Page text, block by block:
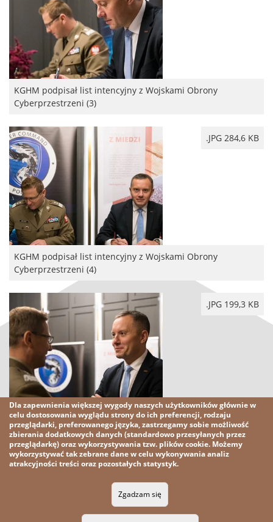
KGHM podpisał list intencyjny z Wojskami Obrony
Cyberprzestrzeni (3)
.JPG 284,6 KB
KGHM podpisał list intencyjny z Wojskami Obrony
Cyberprzestrzeni (4)
.JPG 199,3 KB
KGHM podpisał list intencyjny z Wojskami Obrony
Cyberprzestrzeni (5)
Polityka prywatności
Dla zapewnienia większej wygody naszych użytkowników głównie w
celu dostosowania wyglądu strony do ich preferencji, rodzaju
przeglądarki, preferowanego języka, zastrzegamy sobie możliwość
zbierania dodatkowych danych (standardowo przesyłanych przez
przeglądarkę) oraz wykorzystywania tzw. plików cookie. Możemy
wykorzystywać tak zebrane dane w celu wykonywania analiz
atrakcyjności treści oraz pozostałych statystyk.
Zgadzam się